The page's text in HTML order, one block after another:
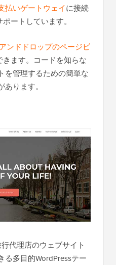
払いゲートウェイに接続
ートしています。
ンドドロップのページビ
きます。コードを知らな
を管理するための簡単な
ります。
代理店のウェブサイト
る多目的WordPressテー